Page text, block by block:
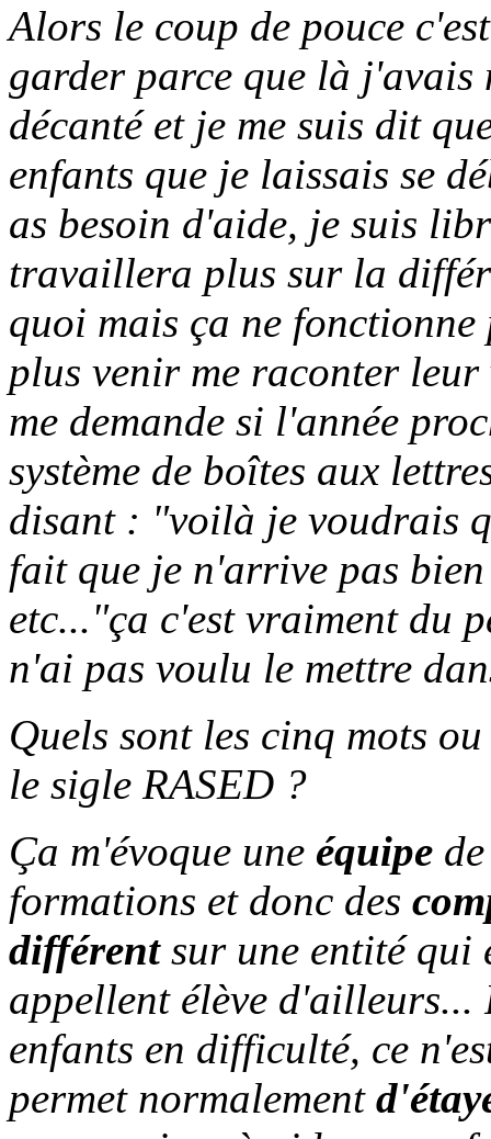
Alors le coup de pouce
garder parce que là j'avais
décanté et je me suis dit
enfants que je laissais se
as besoin d'aide, je suis
travaillera plus sur la
quoi mais ça ne
plus venir me raconter
me demande si l'année
système de boîtes aux
disant : "voilà je voudrais
fait que je n'arrive pas
etc..."ça c'est vraiment du
n'ai pas voulu le mettre
Quels sont les cinq mots
le sigle RASED ?
Ça m'évoque une équipe
formations et donc des
différentsur une entité qui
appellent élève d'ailleurs...
enfants en difficulté, ce
permet normalement